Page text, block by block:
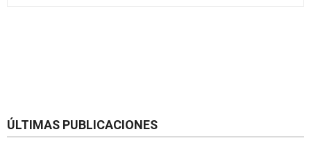
ÚLTIMAS PUBLICACIONES